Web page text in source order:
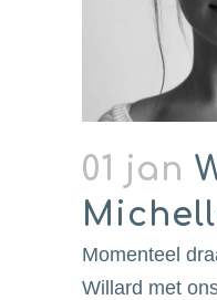
01 jan
Momenteel
Willard met